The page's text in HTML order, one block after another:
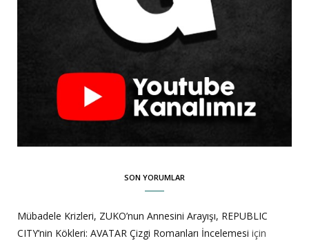
SON YORUMLAR
Mübadele Krizleri, ZUKO’nun Annesini Arayışı, REPUBLIC
CITY’nin Kökleri: AVATAR Çizgi Romanları İncelemesi için